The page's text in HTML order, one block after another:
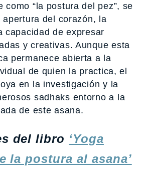
como “la postura del pez”, se
del corazón, la
capacidad de expresar
y creativas. Aunque esta
permanece abierta a la
de quien la practica, el
en la investigación y la
sadhaks entorno a la
de este asana.
del libro ‘Yoga
la postura al asana’